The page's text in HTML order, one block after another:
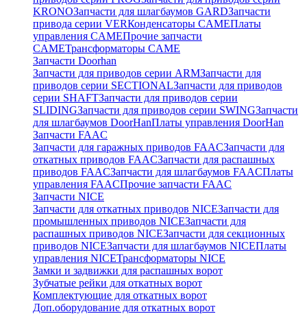
KRONOЗапчасти для шлагбаумов GARDЗапчасти
привода серии VERКонденсаторы CAMEПлаты
управления CAMEПрочие запчасти
CAMEТрансформаторы CAME
Запчасти Doorhan
Запчасти для приводов серии ARMЗапчасти для
приводов серии SECTIONALЗапчасти для приводов
серии SHAFTЗапчасти для приводов серии
SLIDINGЗапчасти для приводов серии SWINGЗапчасти
для шлагбаумов DoorHanПлаты управления DoorHan
Запчасти FAAC
Запчасти для гаражных приводов FAACЗапчасти для
откатных приводов FAACЗапчасти для распашных
приводов FAACЗапчасти для шлагбаумов FAACПлаты
управления FAACПрочие запчасти FAAC
Запчасти NICE
Запчасти для откатных приводов NICEЗапчасти для
промышленных приводов NICEЗапчасти для
распашных приводов NICEЗапчасти для секционных
приводов NICEЗапчасти для шлагбаумов NICEПлаты
управления NICEТрансформаторы NICE
Замки и задвижки для распашных ворот
Зубчатые рейки для откатных ворот
Комплектующие для откатных ворот
Доп.оборудование для откатных ворот